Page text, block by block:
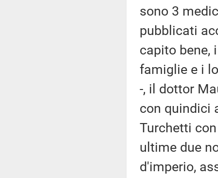
sono 3
pubblicati
capito bene,
famiglie e i
-, il dottor
con quindici
Turchetti
ultime due
d'imperio,